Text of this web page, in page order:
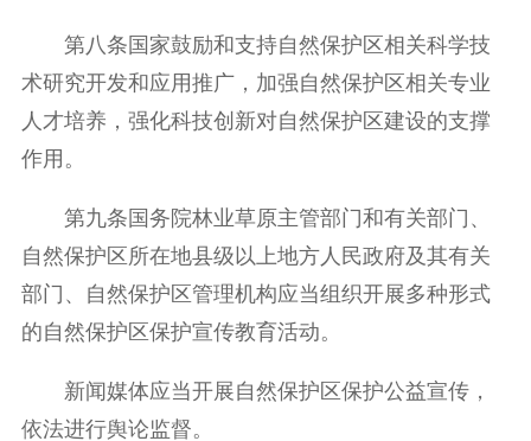
第八条国家鼓励和支持自然保护区相关科学技
术研究开发和应用推广，加强自然保护区相关专业
人才培养，强化科技创新对自然保护区建设的支撑
作用。
第九条国务院林业草原主管部门和有关部门、
自然保护区所在地县级以上地方人民政府及其有关
部门、自然保护区管理机构应当组织开展多种形式
的自然保护区保护宣传教育活动。
新闻媒体应当开展自然保护区保护公益宣传，
依法进行舆论监督。